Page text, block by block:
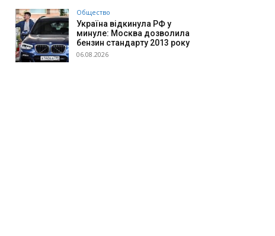
Общество
Україна відкинула РФ у
минуле: Москва дозволила
бензин стандарту 2013 року
06.08.2026